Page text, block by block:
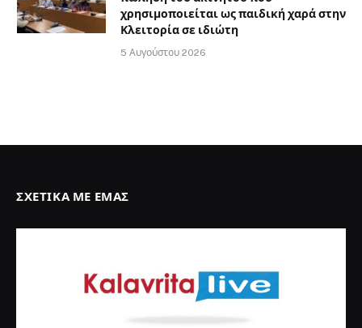
χρησιμοποιείται ως παιδική χαρά στην
Κλειτορία σε ιδιώτη
5 Αυγούστου 2026
ΣΧΕΤΙΚΆ ΜΕ ΕΜΆΣ